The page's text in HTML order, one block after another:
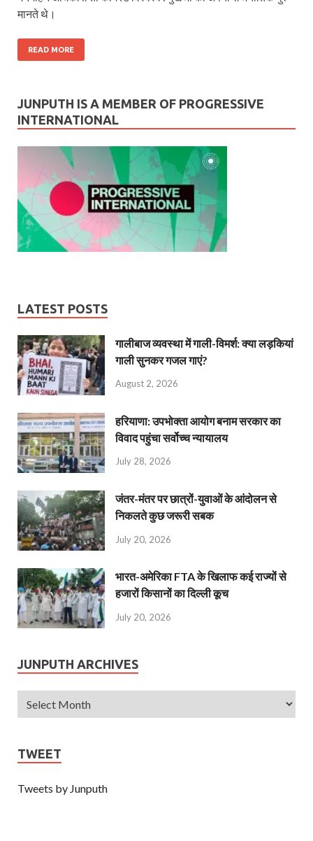
मानते थे।
READ MORE
JUNPUTH IS A MEMBER OF PROGRESSIVE
INTERNATIONAL
LATEST POSTS
गालीबाज व्‍यवस्‍था में गाली-विमर्श: क्या लड़कियां
गाली सुनकर गजल गाएं?
August 2, 2026
हरियाणा: उपभोक्ता आयोग बनाम सरकार का
विवाद पहुंचा सर्वोच्च न्यायालय
July 28, 2026
जंतर-मंतर पर छात्रों-युवाओं के आंदोलन से
निकलते कुछ जरूरी सबक
July 20, 2026
भारत-अमेरिका FTA के खिलाफ कई राज्यों से
हजारों किसानों का दिल्ली कूच
July 20, 2026
JUNPUTH ARCHIVES
TWEET
Tweets by Junputh